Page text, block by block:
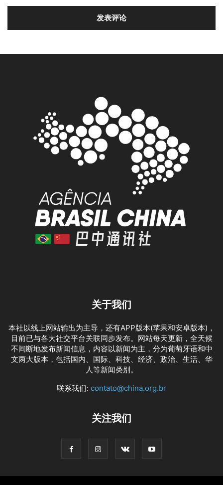
关于我们
本社以线上网站输出为主导，还有APP版本(苹果和安卓版本)，
目前已与各大社交平台关联同步发布。网站每天更新，全天候
不间断地发布新闻信息，内容以新闻为主，分为葡萄牙语和中
文两大版本，包括国内、国际、科技、经济、政治、生活、华
人等新闻类别。
联系我们: contato@china.org.br
关注我们